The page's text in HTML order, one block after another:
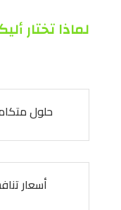
لماذا تختار
حلول
أسعار